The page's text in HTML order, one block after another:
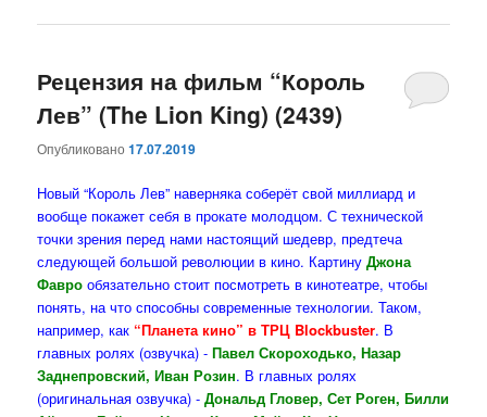
Рецензия на фильм “Король
Лев” (The Lion King) (2439)
Опубликовано17.07.2019
Новый “Король Лев” наверняка соберёт свой миллиард и
вообще покажет себя в прокате молодцом. С технической
точки зрения перед нами настоящий шедевр, предтеча
следующей большой революции в кино. Картину Джона
Фавро обязательно стоит посмотреть в кинотеатре, чтобы
понять, на что способны современные технологии. Таком,
например, как “Планета кино” в ТРЦ Blockbuster. В
главных ролях (озвучка) -Павел Скороходько, Назар
Заднепровский, Иван Розин. В главных ролях
(оригинальная озвучка) -Дональд Гловер, Сет Роген, Билли